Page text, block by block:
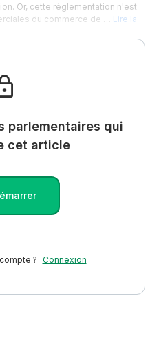
Or, cette réglementation n'est
du commerce de …
Lire la
parlementaires qui
cet article
? Connexion